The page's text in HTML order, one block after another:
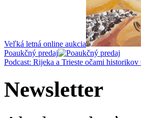
Veľká letná online aukcia
Poaukčný predaj
Podcast: Rijeka a Trieste očami
Newsletter